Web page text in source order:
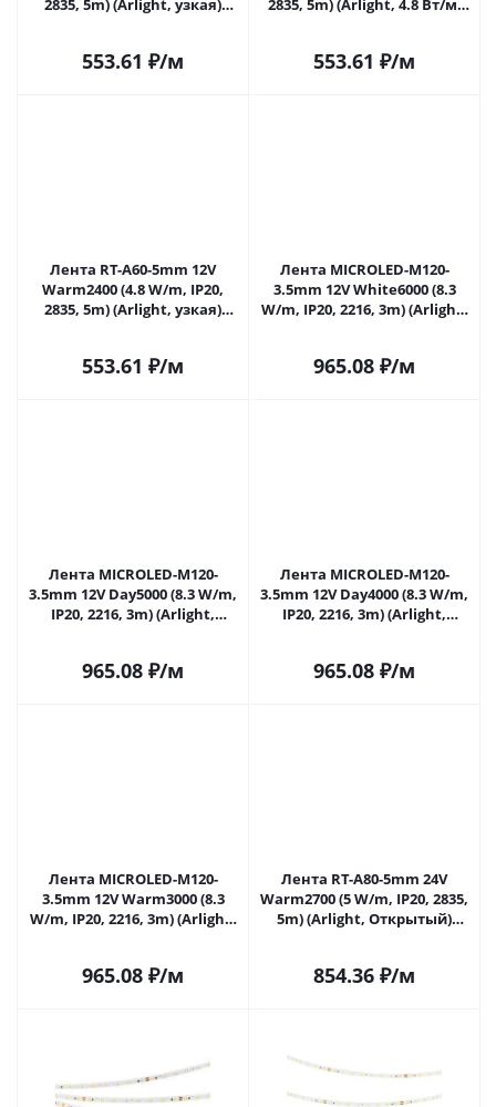
2835, 5m) (Arlight, узкая)
553.61 ₽/м
2835, 5m) (Arlight, 4.8 Вт/м,
553.61 ₽/м
Лента RT-A60-5mm 12V
Warm2400 (4.8 W/m, IP20,
2835, 5m) (Arlight, узкая)
553.61 ₽/м
Лента MICROLED-M120-
3.5mm 12V White6000 (8.3
W/m, IP20, 2216, 3m) (Arlight,
965.08 ₽/м
Лента MICROLED-M120-
3.5mm 12V Day5000 (8.3 W/m,
IP20, 2216, 3m) (Arlight,
965.08 ₽/м
Лента MICROLED-M120-
3.5mm 12V Day4000 (8.3 W/m,
IP20, 2216, 3m) (Arlight,
965.08 ₽/м
Лента MICROLED-M120-
3.5mm 12V Warm3000 (8.3
W/m, IP20, 2216, 3m) (Arlight,
965.08 ₽/м
Лента RT-A80-5mm 24V
Warm2700 (5 W/m, IP20, 2835,
5m) (Arlight, Открытый)
854.36 ₽/м